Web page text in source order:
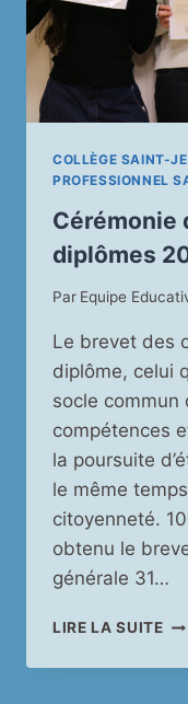
COLLÈGE SAINT-
PROFESSIONNEL
Cérémonie
diplômes
Par Equipe
Le brevet des
diplôme, celui
socle commun
compétences
la poursuite
le même
citoyenneté.
obtenu le
générale 31…
LIRE LA SUITE